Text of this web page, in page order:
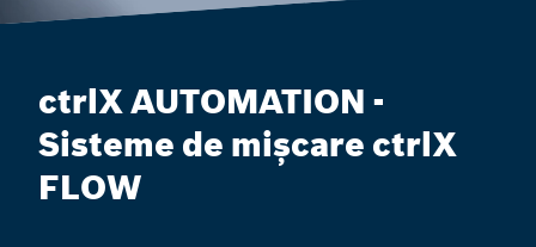
ctrlX AUTOMATION -
Sisteme de mișcare ctrlX
FLOW